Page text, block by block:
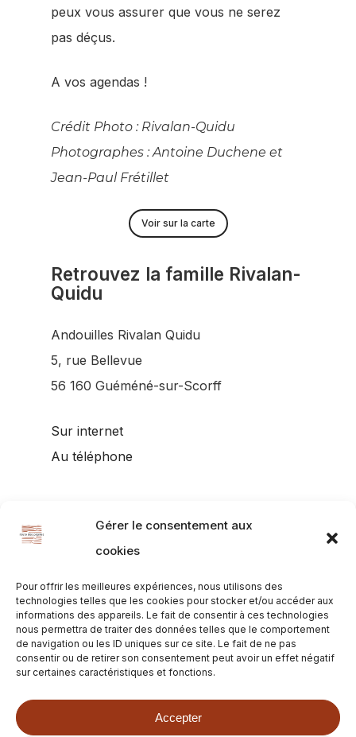
Gérer le consentement aux
cookies
Pour offrir les meilleures expériences, nous utilisons des
technologies telles que les cookies pour stocker et/ou accéder aux
informations des appareils. Le fait de consentir à ces technologies
nous permettra de traiter des données telles que le comportement
de navigation ou les ID uniques sur ce site. Le fait de ne pas
consentir ou de retirer son consentement peut avoir un effet négatif
sur certaines caractéristiques et fonctions.
Accepter
peux vous assurer que vous ne serez
pas déçus.
A vos agendas !
Crédit Photo : Rivalan-Quidu
Photographes : Antoine Duchene et
Jean-Paul Frétillet
Voir sur la carte
Retrouvez la famille Rivalan-
Quidu
Andouilles Rivalan Quidu
5, rue Bellevue
56 160 Guéméné-sur-Scorff
Sur internet
Au téléphone
facebook instagram email
Contact : contact[at]route-des-pepites.fr